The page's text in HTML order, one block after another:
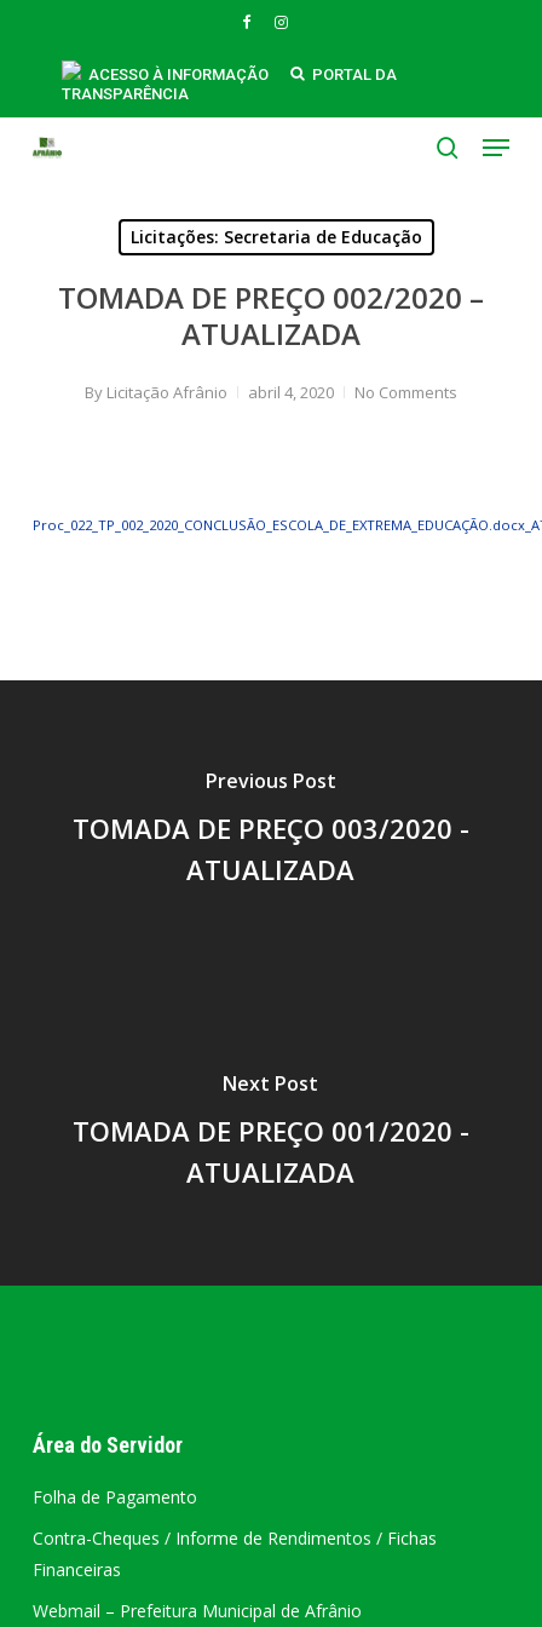
FACEBOOKINSTAGRAM
ACESSO À INFORMAÇÃO
PORTAL DA
TRANSPARÊNCIA
Menu
Licitações: Secretaria de Educação
TOMADA DE PREÇO 002/2020 –
ATUALIZADA
By Licitação Afrânio abril 4, 2020 No Comments
Previous Post
TOMADA DE PREÇO 003/2020 -
ATUALIZADA
Next Post
TOMADA DE PREÇO 001/2020 -
ATUALIZADA
Área do Servidor
Folha de Pagamento
Contra-Cheques / Informe de Rendimentos / Fichas
Financeiras
Webmail – Prefeitura Municipal de Afrânio